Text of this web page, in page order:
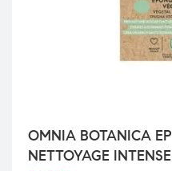
OMNIA BOTANICA
NETTOYAGE INTENSE